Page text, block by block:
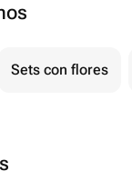
Sets con flores